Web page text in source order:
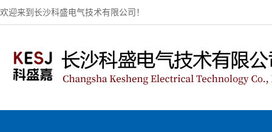
欢迎来到长沙科盛电气技术有限公司！